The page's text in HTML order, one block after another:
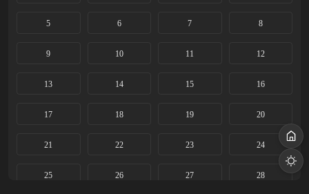
5 6 7 8
9 10 11 12
13 14 15 16
17 18 19 20
21 22 23 24
25 26 27 28